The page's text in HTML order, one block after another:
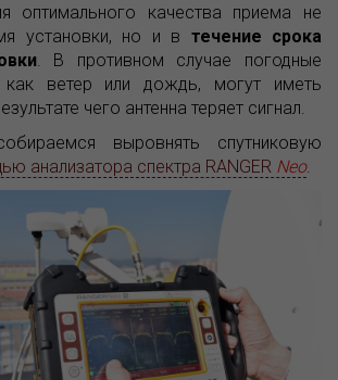
оптимального качества приема не
установки, но и в течение срока
. В противном случае погодные
как ветер или дождь, могут иметь
чего антенна теряет сигнал.
выровнять спутниковую
анализатора спектра RANGER Neo.